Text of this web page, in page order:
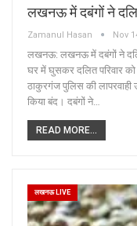
लखनऊ में दबंगों ने
Zamanul Hasan Nov
लखनऊ: लखनऊ में दबंगों ने
घर में घुसकर दलित परिवार को
ठाकुरगंज पुलिस की लापरवाही
किया बंद। दबंगों ने…
READ MORE...
लखनऊ LIVE